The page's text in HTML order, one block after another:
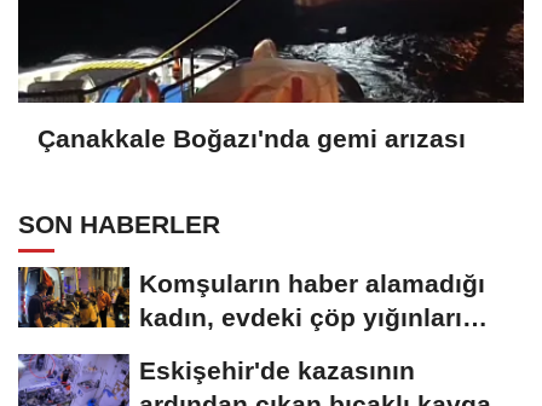
Çanakkale Boğazı'nda gemi arızası
SON HABERLER
Komşuların haber alamadığı
kadın, evdeki çöp yığınları
Eskişehir'de kazasının